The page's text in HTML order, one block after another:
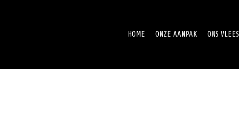
HOME ONZE AANPAK ONS VLEES